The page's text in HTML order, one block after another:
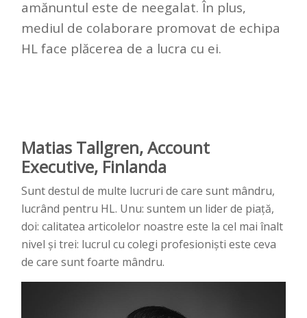
amănuntul este de neegalat. În plus,
mediul de colaborare promovat de echipa
HL face plăcerea de a lucra cu ei.
Matias Tallgren, Account
Executive, Finlanda
Sunt destul de multe lucruri de care sunt mândru,
lucrând pentru HL. Unu: suntem un lider de piață,
doi: calitatea articolelor noastre este la cel mai înalt
nivel și trei: lucrul cu colegi profesioniști este ceva
de care sunt foarte mândru.